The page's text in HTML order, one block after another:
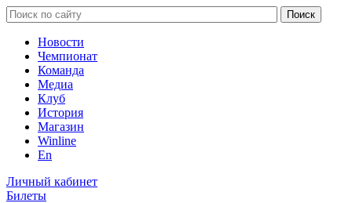
Новости
Чемпионат
Команда
Медиа
Клуб
История
Магазин
Winline
En
Личный кабинет
Билеты